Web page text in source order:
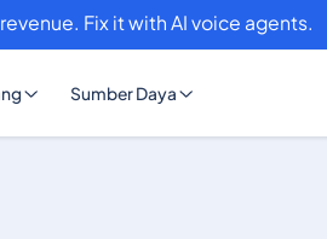
Fix it with AI voice agents.
Sumber Daya